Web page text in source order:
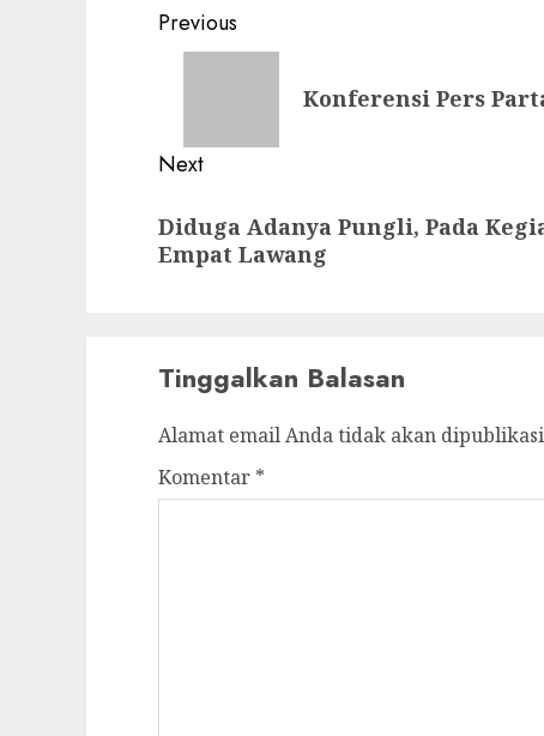
Post
navigation
Previous
Konferensi Pers
Next
post:
Diduga Adanya Pungli, Pada
Empat Lawang
Tinggalkan Balasan
Alamat email Anda tidak akan
Komentar *